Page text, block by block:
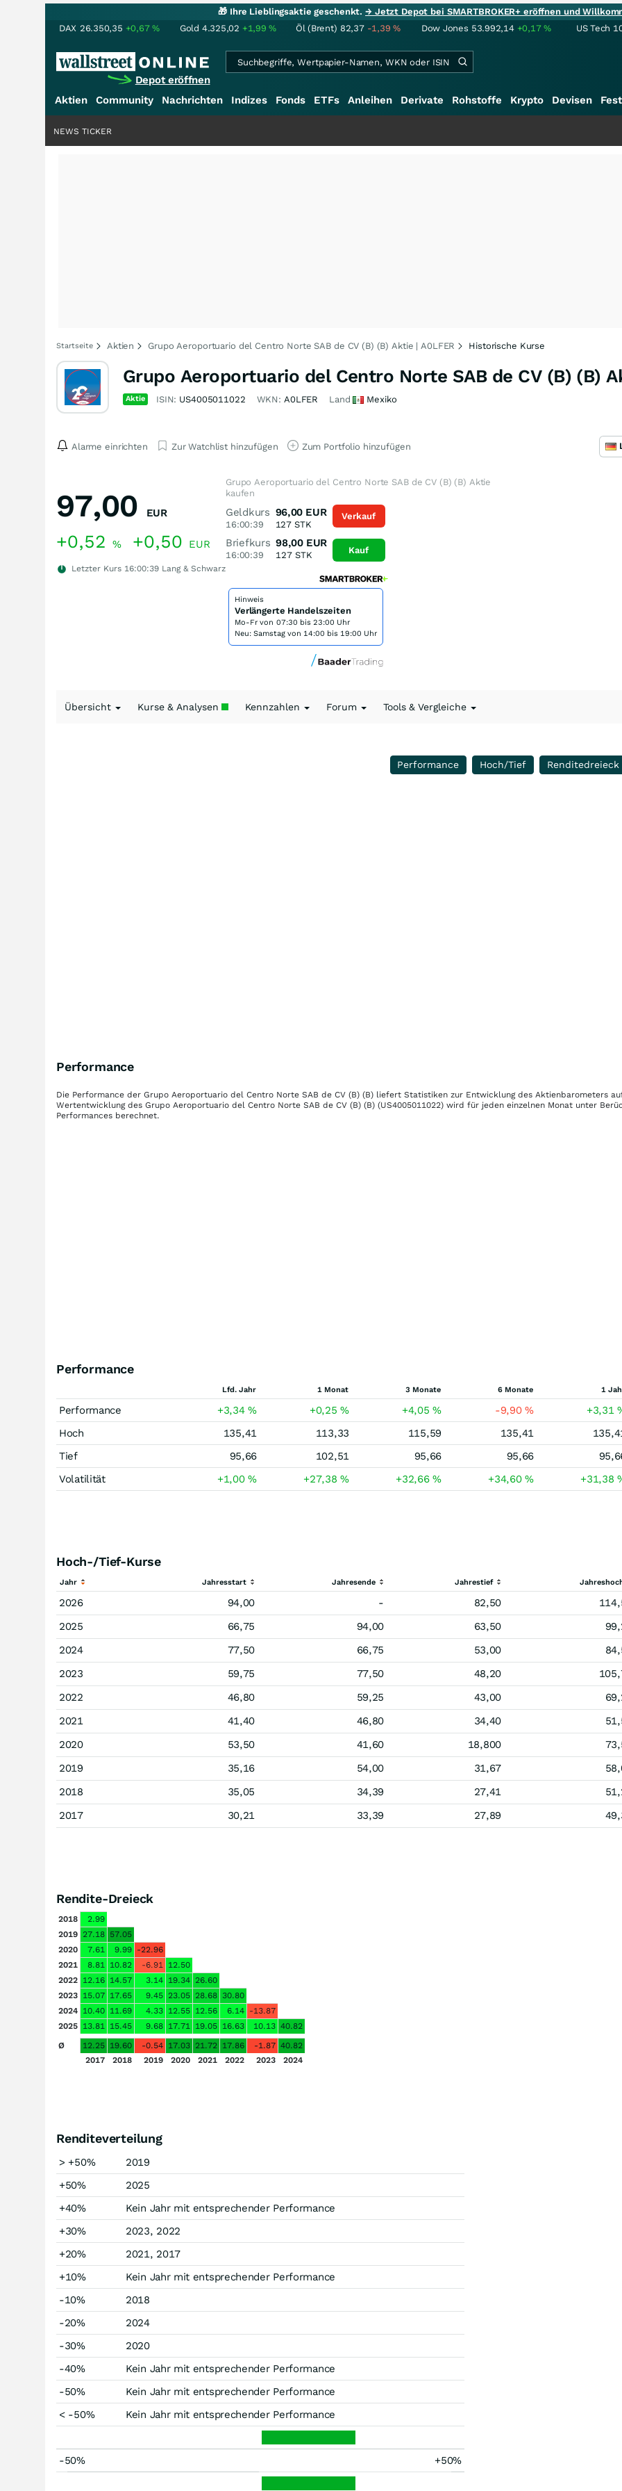
🎁 Ihre Lieblingsaktie geschenkt.→ Jetzt Depot bei SMARTBROKER+ eröffnen und
DAX 26.350,35 +0,67% Gold 4.325,02 +1,99% Öl (Brent) 82,37 -1,39% Dow Jones 53.992,14 +0,17% US Tech
Depot eröffnen
Aktien Community Nachrichten Indizes Fonds ETFs Anleihen Derivate Rohstoffe Krypto Devisen
NEWS TICKER
Startseite Aktien Grupo Aeroportuario del Centro Norte SAB de CV (B) (B) Aktie | A0LFER Historische Kurse
Grupo Aeroportuario del Centro Norte SAB de CV (B) (B)
Aktie ISIN: US4005011022 WKN: A0LFER Land Mexiko
Alarme einrichten Zur Watchlist hinzufügen Zum Portfolio hinzufügen
97,00 EUR
+0,52 % +0,50 EUR
Letzter Kurs 16:00:39 Lang & Schwarz
Grupo Aeroportuario del Centro Norte SAB de CV (B) (B) Aktie
kaufen
Geldkurs
16:00:39
96,00 EUR
127 STK
Briefkurs
16:00:39
98,00 EUR
127STK
Verkauf
Kauf
Hinweis
Verlängerte Handelszeiten
Mo-Fr von 07:30 bis 23:00 Uhr
Neu: Samstag von 14:00 bis 19:00 Uhr
Übersicht Kurse & Analysen Kennzahlen Forum Tools & Vergleiche
Performance Hoch/Tief Renditedreieck
Performance
Die Performance der Grupo Aeroportuario del Centro Norte SAB de CV (B) (B) liefert Statistiken zur Entwicklung des Aktienbarometers
Wertentwicklung des Grupo Aeroportuario del Centro Norte SAB de CV (B) (B) (US4005011022) wird für jeden einzelnen Monat unter
Performances berechnet.
Performance
Lfd. Jahr 1 Monat 3 Monate 6 Monate 1
Performance +3,34% +0,25% +4,05% -9,90% +3,31
Hoch
135,41 113,33 115,59 135,41
Tief
95,66 102,51 95,66 95,66
Volatilität
+1,00% +27,38% +32,66% +34,60% +31,38
Hoch-/Tief-Kurse
Jahr Jahresstart Jahresende Jahrestief
2026 94,00 - 82,50
2025
66,75 94,00 63,50
2024
77,50 66,75 53,00
2023
59,75 77,50 48,20
2022
46,80 59,25 43,00
2021
41,40 46,80 34,40
2020
53,50 41,60 18,800
2019
35,16 54,00 31,67
2018
35,05 34,39 27,41
2017
30,21 33,39 27,89
Rendite-Dreieck
2018
2.99
2019 27.18 57.05
2020
7.61 9.99 -22.96
2021
8.81 10.82 -6.91 12.50
2022 12.16 14.57 3.14 19.34 26.60
2023 15.07 17.65 9.45 23.05 28.68 30.80
2024 10.40 11.69 4.33 12.55 12.56 6.14 -13.87
2025 13.81 15.45 9.68 17.71 19.05 16.63 10.13 40.82
Ø
12.25 19.60 -0.54 17.03 21.72 17.86 -1.87 40.82
2017
2018 2019 2020 2021 2022 2023 2024
Renditeverteilung
> +50%
2019
+50%
2025
+40%
Kein Jahr mit entsprechender Performance
+30%
2023, 2022
+20%
2021, 2017
+10%
Kein Jahr mit entsprechender Performance
-10%
2018
-20%
2024
-30%
2020
-40%
Kein Jahr mit entsprechender Performance
-50%
Kein Jahr mit entsprechender Performance
< -50%
Kein Jahr mit entsprechender Performance
-50% +50%